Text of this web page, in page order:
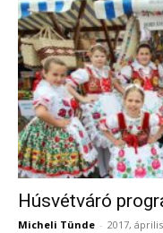
Húsvétváró
Micheli Tünde - 2017, április